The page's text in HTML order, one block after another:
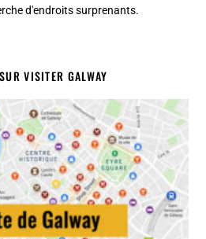
d'endroits surprenants.
VISITER GALWAY